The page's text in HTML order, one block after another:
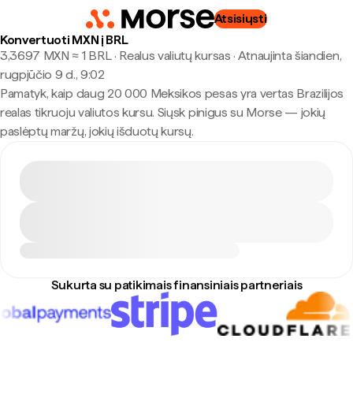
Atsisiųsti
Konvertuoti MXN į BRL
3,3697 MXN ≈ 1 BRL · Realus valiutų kursas · Atnaujinta šiandien,
rugpjūčio 9 d., 9:02
Pamatyk, kaip daug 20 000 Meksikos pesas yra vertas Brazilijos
realas tikruoju valiutos kursu. Siųsk pinigus su Morse — jokių
paslėptų maržų, jokių išduotų kursų.
Sukurta su patikimais finansiniais partneriais